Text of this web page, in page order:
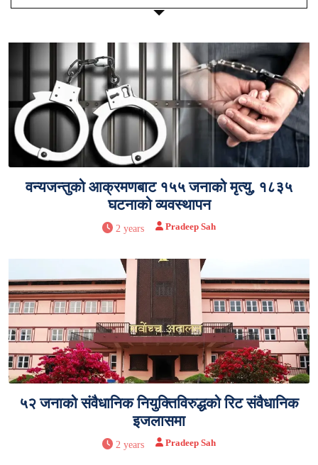
वन्यजन्तुको आक्रमणबाट १५५ जनाको मृत्यु, १८३५
घटनाको व्यवस्थापन
2 years Pradeep Sah
५२ जनाको संवैधानिक नियुक्तिविरुद्धको रिट संवैधानिक
इजलासमा
2 years Pradeep Sah